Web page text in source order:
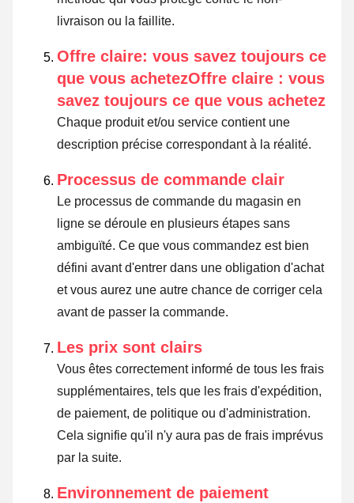
livraison ou la faillite.
Offre claire: vous savez toujours ce
que vous achetezOffre claire : vous
savez toujours ce que vous achetez
Chaque produit et/ou service contient une
description précise correspondant à la réalité.
Processus de commande clair
Le processus de commande du magasin en
ligne se déroule en plusieurs étapes sans
ambiguïté. Ce que vous commandez est bien
défini avant d'entrer dans une obligation d'achat
et vous aurez une autre chance de corriger cela
avant de passer la commande.
Les prix sont clairs
Vous êtes correctement informé de tous les frais
supplémentaires, tels que les frais d'expédition,
de paiement, de politique ou d'administration.
Cela signifie qu'il n'y aura pas de frais imprévus
par la suite.
Environnement de paiement